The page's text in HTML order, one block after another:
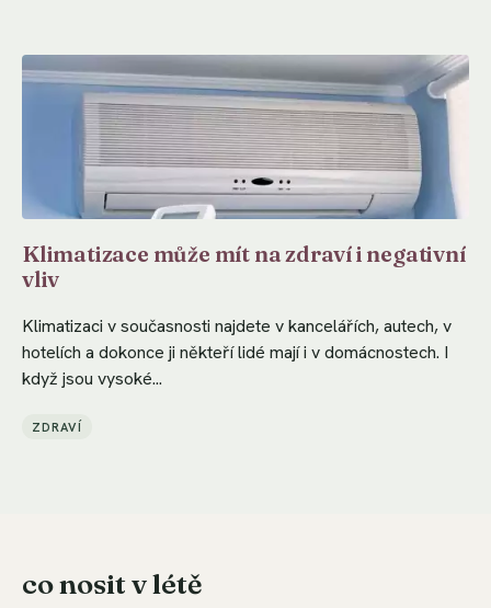
Klimatizace může mít na zdraví i negativní
vliv
Klimatizaci v současnosti najdete v kancelářích, autech, v
hotelích a dokonce ji někteří lidé mají i v domácnostech. I
když jsou vysoké...
ZDRAVÍ
co nosit v létě